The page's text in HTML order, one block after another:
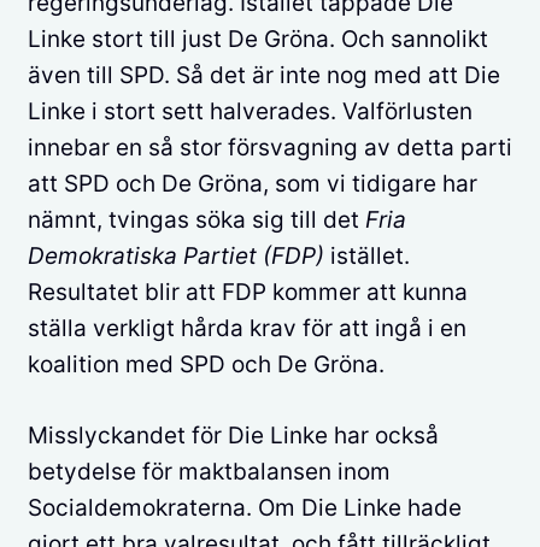
Linke stort till just De Gröna. Och sannolikt
även till SPD. Så det är inte nog med att Die
Linke i stort sett halverades. Valförlusten
innebar en så stor försvagning av detta parti
att SPD och De Gröna, som vi tidigare har
nämnt, tvingas söka sig till det Fria
Demokratiska Partiet (FDP) istället.
Resultatet blir att FDP kommer att kunna
ställa verkligt hårda krav för att ingå i en
koalition med SPD och De Gröna.
Misslyckandet för Die Linke har också
betydelse för maktbalansen inom
Socialdemokraterna. Om Die Linke hade